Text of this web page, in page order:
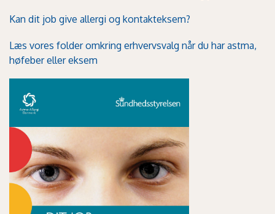
Kan dit job give allergi og kontakteksem?
Læs vores folder omkring erhvervsvalg når du har astma,
høfeber eller eksem